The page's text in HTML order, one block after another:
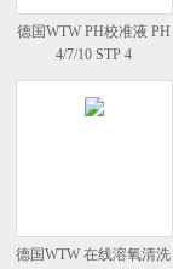
德国WTW PH校准液 PH
4/7/10 STP 4
德国WTW 在线溶氧清洗